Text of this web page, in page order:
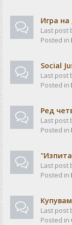
Игра
Last post
Posted in
Social
Last post
Posted in
Ред
Last post
Posted in
Last post
Posted in
Купувам
Last post
Posted in